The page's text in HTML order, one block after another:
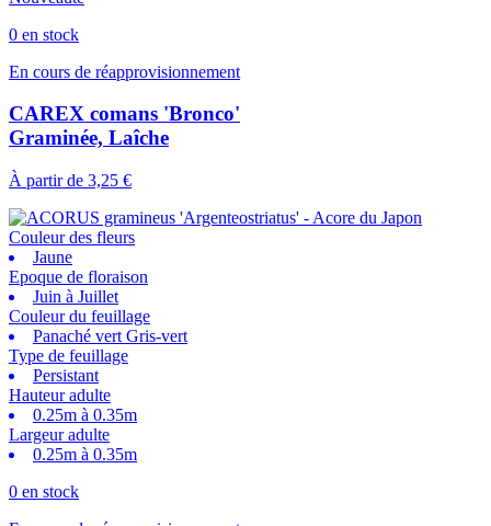
0 en stock
En cours de réapprovisionnement
CAREX comans 'Bronco'
Graminée, Laîche
À partir de 3,25 €
Couleur des fleurs
Jaune
Epoque de floraison
Juin à Juillet
Couleur du feuillage
Panaché vert Gris-vert
Type de feuillage
Persistant
Hauteur adulte
0.25m à 0.35m
Largeur adulte
0.25m à 0.35m
0 en stock